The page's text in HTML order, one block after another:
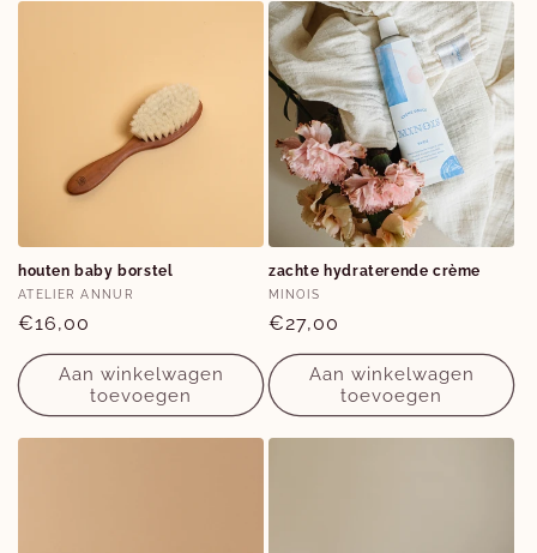
houten baby borstel
Verkoper:
ATELIER ANNUR
Normale
prijs
€16,00
Aan winkelwagen
toevoegen
zachte hydraterende crème
Verkoper:
MINOIS
Normale
prijs
€27,00
Aan winkelwagen
toevoegen